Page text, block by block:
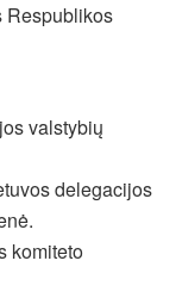
Respublikos
valstybių
delegacijos
komiteto